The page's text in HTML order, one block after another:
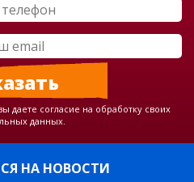
даете согласие на обработку своих
данных.
НА НОВОСТИ